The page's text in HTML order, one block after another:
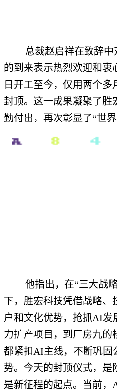
总裁赵启祥在致辞
的到来表示热烈欢迎和衷
日开工至今，仅用两个
封顶。这一成果凝聚了胜
勤付出，再次彰显了“世界
他指出，在“三大战
下，胜宏科技凭借战略、
户和文化优势，抢抓AI发
力扩产项目，到厂房九的
都紧扣AI主线，不断巩固
势。今天的封顶仪式，是
是新征程的起点。当前，